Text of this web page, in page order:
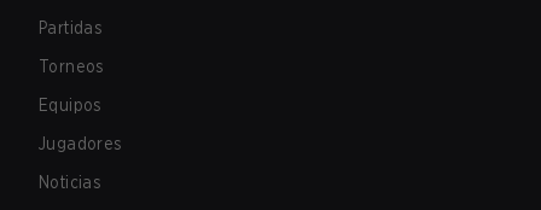
Partidas
Torneos
Equipos
Jugadores
Noticias